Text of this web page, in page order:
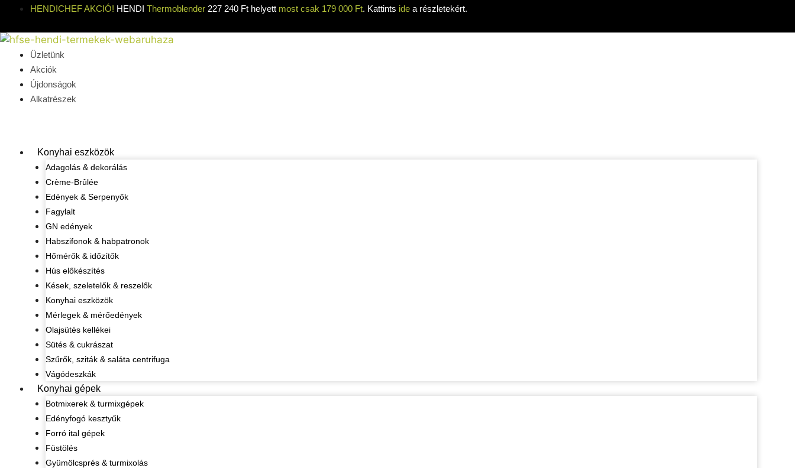
Kilépés
tartalomba
HENDICHEF AKCIÓ! HENDI Thermoblender 227 240 Ft helyett most csak 179 000 Ft. Kattints ide a részletekért.
Üzletünk
Akciók
Újdonságok
Alkatrészek
Konyhai eszközök
Adagolás & dekorálás
Crème-Brûlée
Edények & Serpenyők
Fagylalt
GN edények
Habszifonok & habpatronok
Hőmérők & időzítők
Hús előkészítés
Kések, szeletelők & reszelők
Konyhai eszközök
Mérlegek & mérőedények
Olajsütés kellékei
Sütés & cukrászat
Szűrők, sziták & saláta centrifuga
Vágódeszkák
Konyhai gépek
Botmixerek & turmixgépek
Edényfogó kesztyűk
Forró ital gépek
Füstölés
Gyümölcsprés & turmixolás